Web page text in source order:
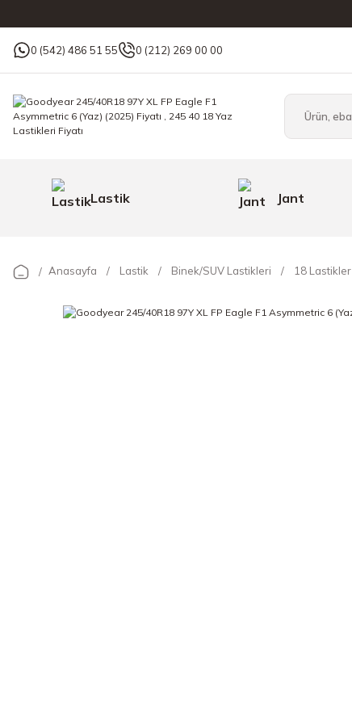
0 (542) 486 51 55 0 (212) 269 00 00
Lastik Jant
Anasayfa Lastik Binek/SUV Lastikleri 18 Lastikler